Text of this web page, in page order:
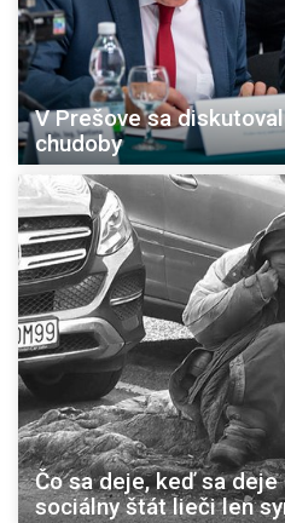
V Prešove sa
chudoby
Čo sa deje, keď sa deje
sociálny štát lieči len